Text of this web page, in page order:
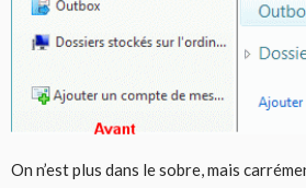
On n’est plus dans le sobre, mais